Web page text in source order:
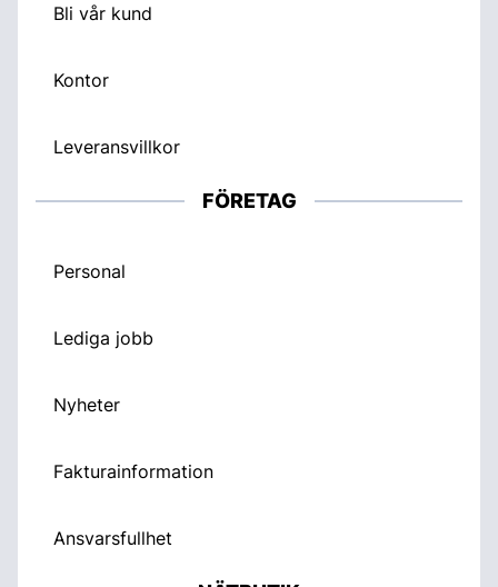
Bli vår kund
Kontor
Leveransvillkor
FÖRETAG
Personal
Lediga jobb
Nyheter
Fakturainformation
Ansvarsfullhet